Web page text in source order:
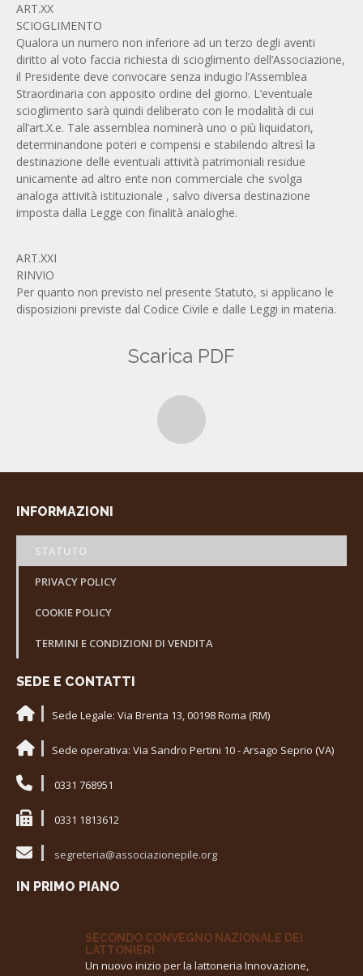
ART.XX
SCIOGLIMENTO
Qualora un numero non inferiore ad un terzo degli aventi
diritto al voto faccia richiesta di scioglimento dell’Associazione,
il Presidente deve convocare senza indugio l’Assemblea
Straordinaria con apposito ordine del giorno. L’eventuale
scioglimento sarà quindi deliberato con le modalità di cui
all’art.X.e. Tale assemblea nominerà uno o più liquidatori,
determinandone poteri e compensi e stabilendo altresì la
destinazione delle eventuali attività patrimoniali residue
unicamente ad altro ente non commerciale che svolga
analoga attività istituzionale , salvo diversa destinazione
imposta dalla Legge con finalità analoghe.
ART.XXI
RINVIO
Per quanto non previsto nel presente Statuto, si applicano le
disposizioni previste dal Codice Civile e dalle Leggi in materia.
Scarica PDF
INFORMAZIONI
STATUTO
PRIVACY POLICY
COOKIE POLICY
TERMINI E CONDIZIONI DI VENDITA
SEDE E CONTATTI
Sede Legale: Via Brenta 13, 00198 Roma (RM)
Sede operativa: Via Sandro Pertini 10 - Arsago Seprio (VA)
0331 768951
0331 1813612
segreteria@associazionepile.org
IN PRIMO PIANO
SECONDO CONVEGNO NAZIONALE DEI
LATTONIERI
Un nuovo inizio per la lattoneria Innovazione,